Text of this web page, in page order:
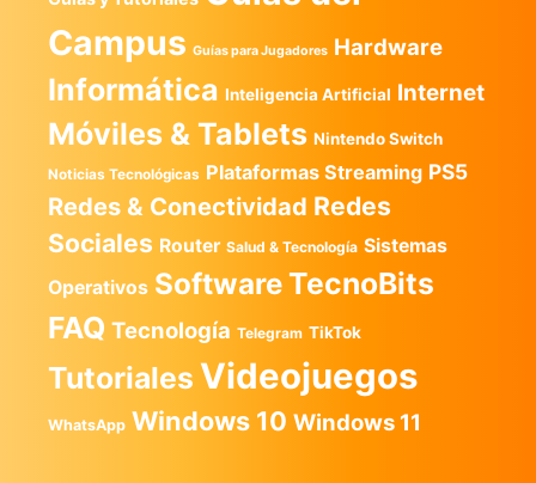
Campus Guías para Jugadores Hardware
Informática Inteligencia Artificial Internet
Móviles & Tablets Nintendo Switch
Noticias Tecnológicas Plataformas Streaming PS5
Redes & Conectividad Redes
Sociales Router Salud & Tecnología Sistemas
Operativos SoftwareTecnoBits
FAQ Tecnología Telegram TikTok
Tutoriales Videojuegos
WhatsApp Windows 10 Windows 11